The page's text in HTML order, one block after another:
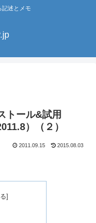
記述とメモ
トール&試用
）（２）
2011.09.15 2015.08.03